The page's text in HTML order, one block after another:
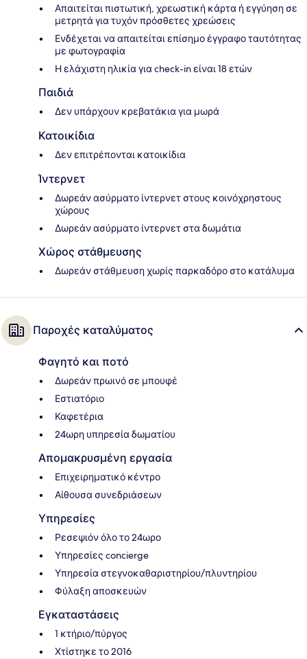
Απαιτείται πιστωτική, χρεωστική κάρτα ή εγγύηση σε
μετρητά για τυχόν πρόσθετες χρεώσεις
Ενδέχεται να απαιτείται επίσημο έγγραφο ταυτότητας
με φωτογραφία
Η ελάχιστη ηλικία για check-in είναι 18 ετών
Παιδιά
Δεν υπάρχουν κρεβατάκια για μωρά
Κατοικίδια
Δεν επιτρέπονται κατοικίδια
Ίντερνετ
Δωρεάν ασύρματο ίντερνετ στους κοινόχρηστους
χώρους
Δωρεάν ασύρματο ίντερνετ στα δωμάτια
Χώρος στάθμευσης
Δωρεάν στάθμευση χωρίς παρκαδόρο στο κατάλυμα
Παροχές καταλύματος
Φαγητό και ποτό
Δωρεάν πρωινό σε μπουφέ
Εστιατόριο
Καφετέρια
24ωρη υπηρεσία δωματίου
Απομακρυσμένη εργασία
Επιχειρηματικό κέντρο
Αίθουσα συνεδριάσεων
Υπηρεσίες
Ρεσεψιόν όλο το 24ωρο
Υπηρεσίες concierge
Υπηρεσία στεγνοκαθαριστηρίου/πλυντηρίου
Φύλαξη αποσκευών
Εγκαταστάσεις
1 κτήριο/πύργος
Χτίστηκε το 2016